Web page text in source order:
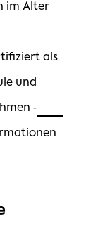
im Alter
als
und
-